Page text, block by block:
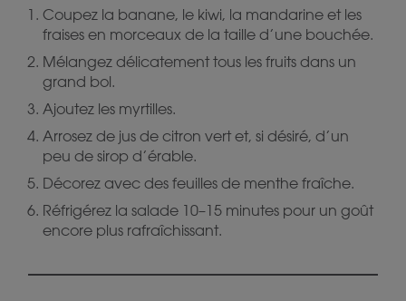
Coupez la banane, le kiwi, la mandarine et les
fraises en morceaux de la taille d’une bouchée.
Mélangez délicatement tous les fruits dans un
grand bol.
Ajoutez les myrtilles.
Arrosez de jus de citron vert et, si désiré, d’un
peu de sirop d’érable.
Décorez avec des feuilles de menthe fraîche.
Réfrigérez la salade 10–15 minutes pour un goût
encore plus rafraîchissant.